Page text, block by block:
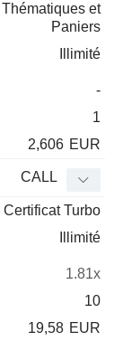
et
Paniers
Illimité
-
1
2,606 EUR
CALL
Certificat Turbo
Illimité
1.81x
10
19,58 EUR